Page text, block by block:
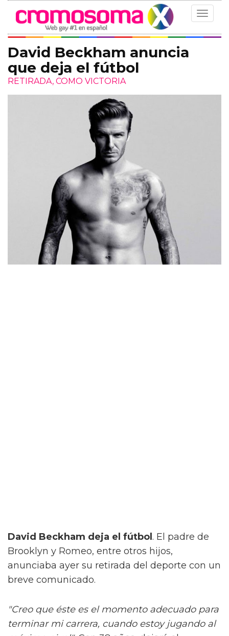
Toggle
David Beckham anuncia
que deja el fútbol
RETIRADA, COMO VICTORIA
David Beckham deja el fútbol . El padre de
Brooklyn y Romeo, entre otros hijos,
anunciaba ayer su retirada del deporte con un
breve comunicado.
"Creo que éste es el momento adecuado para
terminar mi carrera, cuando estoy jugando al